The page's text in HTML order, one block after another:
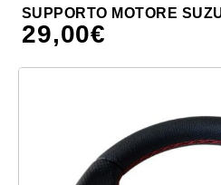
SUPPORTO MOTORE
29,00€